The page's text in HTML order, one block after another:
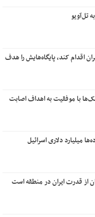
تل‌آویو
اقدام کند، پایگاه‌هایش را هدف
۹۰ درصد موشک‌ها با موفقیت به اهداف اصابت
میلیارد دلاری اسرائیل
از قدرت ایران در منطقه است